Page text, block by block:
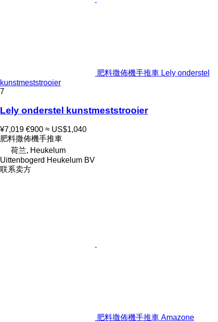
肥料撒佈機手推車 Lely onderstel
kunstmeststrooier
7
Lely onderstel kunstmeststrooier
¥7,019 €900 ≈ US$1,040
肥料撒佈機手推車
荷兰, Heukelum
Uittenbogerd Heukelum BV
联系卖方
肥料撒佈機手推車 Amazone